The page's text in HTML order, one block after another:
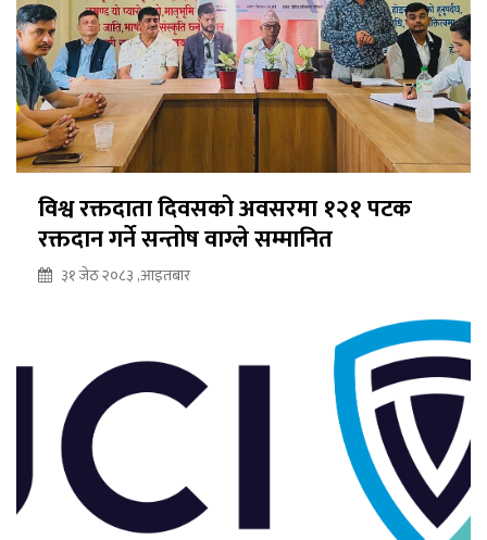
विश्व रक्तदाता दिवसको अवसरमा १२१ पटक
रक्तदान गर्ने सन्तोष वाग्ले सम्मानित
३१ जेठ २०८३ ,आइतबार